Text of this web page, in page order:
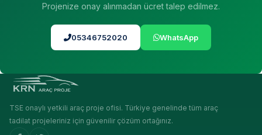
Projenize onay alınmadan ücret talep edilmez.
05346752020 WhatsApp
TSE onaylı yetkili araç proje ofisi. Türkiye genelinde tüm araç
tadilat projeleriniz için güvenilir çözüm ortağınız.